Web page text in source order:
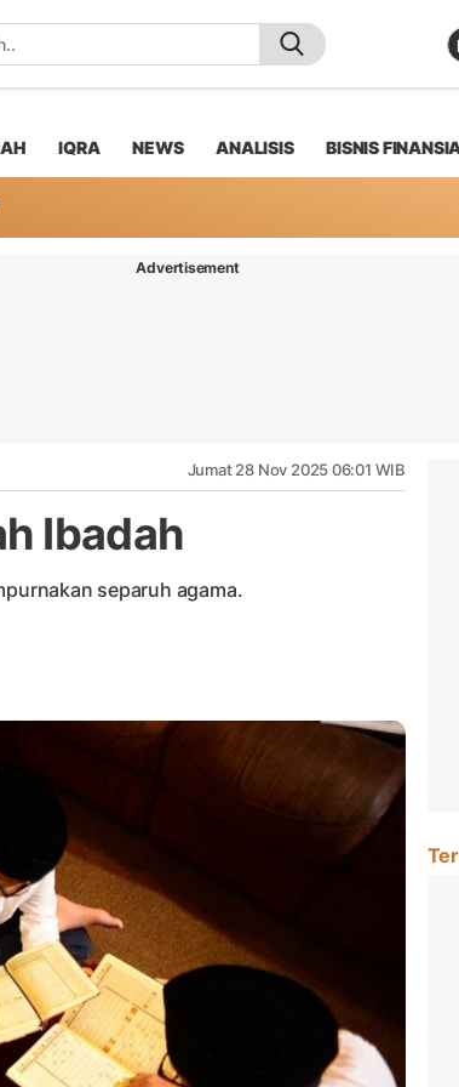
IQRA NEWS ANALISIS BISNIS
Advertisement
Jumat 28 Nov 2025 06:01 WIB
Ibadah
separuh agama.